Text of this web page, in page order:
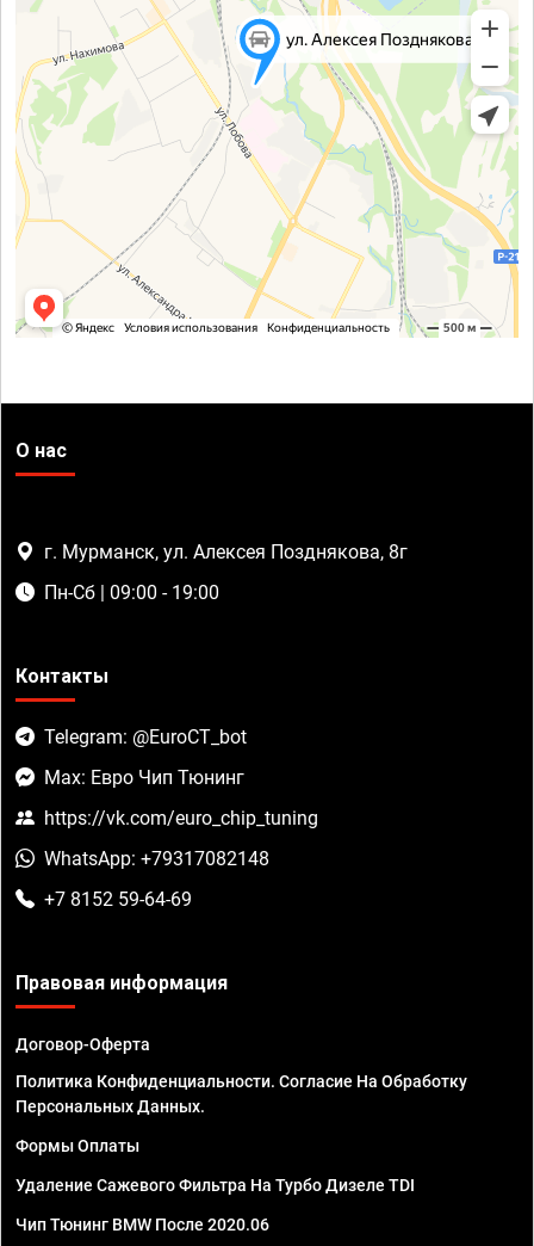
О нас
г. Мурманск, ул. Алексея Позднякова, 8г
Пн-Сб | 09:00 - 19:00
Контакты
Telegram: @EuroCT_bot
Max: Евро Чип Тюнинг
https://vk.com/euro_chip_tuning
WhatsApp: +79317082148
+7 8152 59-64-69
Правовая информация
Договор-Оферта
Политика Конфиденциальности. Согласие На Обработку
Персональных Данных.
Формы Оплаты
Удаление Сажевого Фильтра На Турбо Дизеле TDI
Чип Тюнинг BMW После 2020.06